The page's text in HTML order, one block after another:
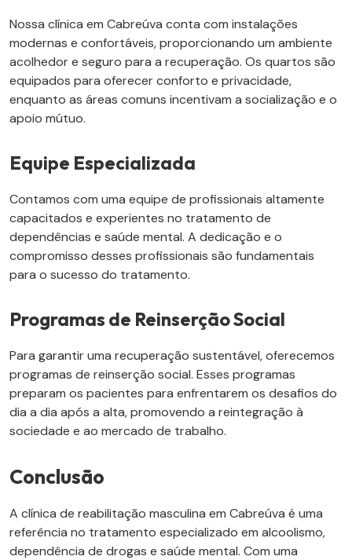
Nossa clínica em Cabreúva conta com instalações
modernas e confortáveis, proporcionando um ambiente
acolhedor e seguro para a recuperação. Os quartos são
equipados para oferecer conforto e privacidade,
enquanto as áreas comuns incentivam a socialização e o
apoio mútuo.
Equipe Especializada
Contamos com uma equipe de profissionais altamente
capacitados e experientes no tratamento de
dependências e saúde mental. A dedicação e o
compromisso desses profissionais são fundamentais
para o sucesso do tratamento.
Programas de Reinserção Social
Para garantir uma recuperação sustentável, oferecemos
programas de reinserção social. Esses programas
preparam os pacientes para enfrentarem os desafios do
dia a dia após a alta, promovendo a reintegração à
sociedade e ao mercado de trabalho.
Conclusão
A clínica de reabilitação masculina em Cabreúva é uma
referência no tratamento especializado em alcoolismo,
dependência de drogas e saúde mental. Com uma